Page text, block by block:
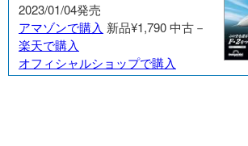
2023/01/04発売
アマゾンで購入 新品¥1,790中古－
楽天で購入
オフィシャルショップで購入